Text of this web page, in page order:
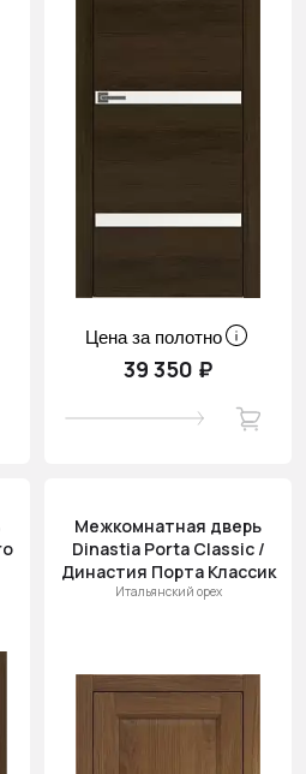
Цена за полотно
39 350 ₽
Межкомнатная дверь
Dinastia Porta Classic /
Династия Порта Классик
Итальянский орех